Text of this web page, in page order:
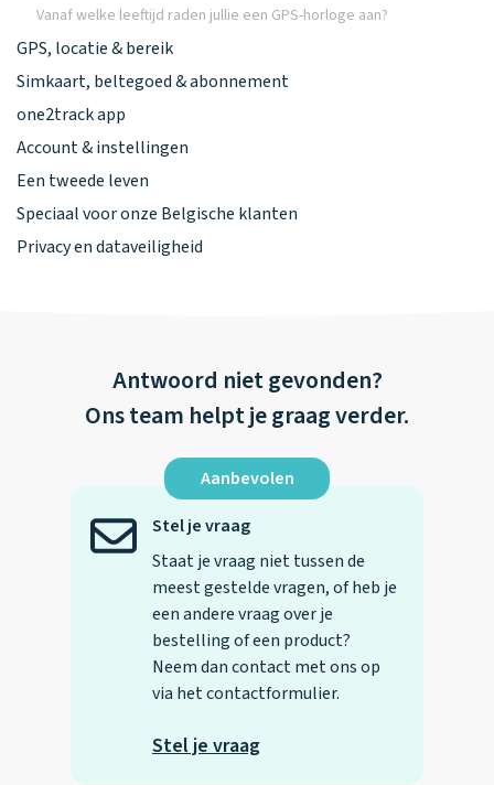
Vanaf welke leeftijd raden jullie een GPS-horloge aan?
GPS, locatie & bereik
Simkaart, beltegoed & abonnement
one2track app
Account & instellingen
Een tweede leven
Speciaal voor onze Belgische klanten
Privacy en dataveiligheid
Antwoord niet gevonden?
Ons team helpt je graag verder.
Aanbevolen
Stel je vraag
Staat je vraag niet tussen de
meest gestelde vragen, of heb je
een andere vraag over je
bestelling of een product?
Neem dan contact met ons op
via het contactformulier.
Stel je vraag